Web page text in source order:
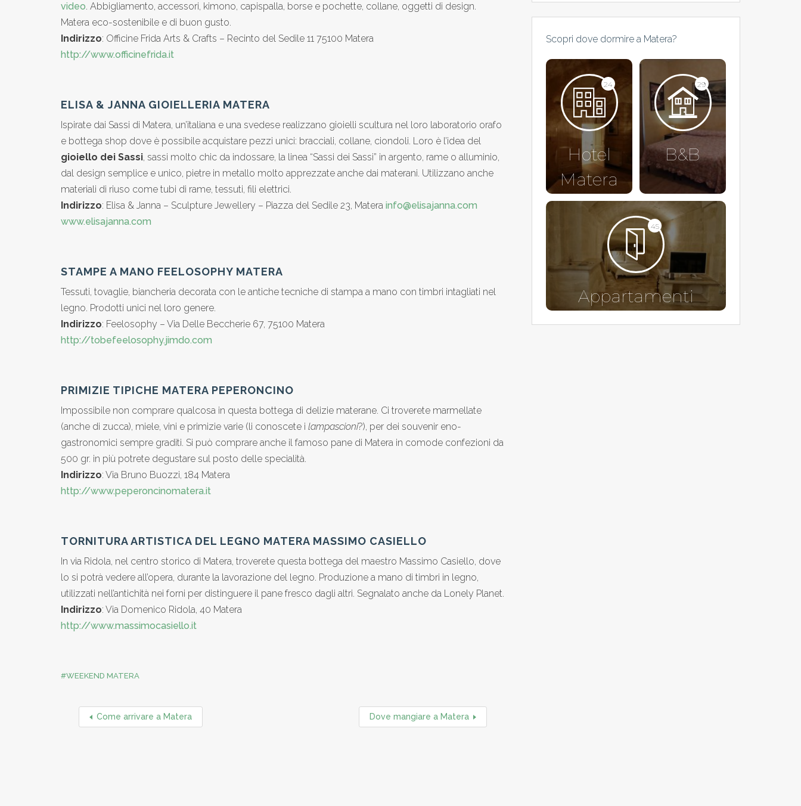
video. Abbigliamento, accessori, kimono, capispalla, borse e pochette, collane, oggetti di design.
Matera eco-sostenibile e di buon gusto.
Indirizzo: Officine Frida Arts & Crafts – Recinto del Sedile 11 75100 Matera
http://www.officinefrida.it
ELISA & JANNA GIOIELLERIA MATERA
Ispirate dai Sassi di Matera, un’italiana e una svedese realizzano gioielli scultura nel loro laboratorio orafo
e bottega shop dove è possibile acquistare pezzi unici: bracciali, collane, ciondoli. Loro è l’idea del
gioiello dei Sassi, sassi molto chic da indossare, la linea “Sassi dei Sassi” in argento, rame o alluminio,
dal design semplice e unico, pietre in metallo molto apprezzate anche dai materani. Utilizzano anche
materiali di riuso come tubi di rame, tessuti, fili elettrici.
Indirizzo: Elisa & Janna – Sculpture Jewellery – Piazza del Sedile 23, Matera info@elisajanna.com
www.elisajanna.com
STAMPE A MANO FEELOSOPHY MATERA
Tessuti, tovaglie, biancheria decorata con le antiche tecniche di stampa a mano con timbri intagliati nel
legno. Prodotti unici nel loro genere.
Indirizzo: Feelosophy – Via Delle Beccherie 67, 75100 Matera
http://tobefeelosophy.jimdo.com
PRIMIZIE TIPICHE MATERA PEPERONCINO
Impossibile non comprare qualcosa in questa bottega di delizie materane. Ci troverete marmellate
(anche di zucca), miele, vini e primizie varie (li conoscete i lampascioni?), per dei souvenir eno-
gastronomici sempre graditi. Si può comprare anche il famoso pane di Matera in comode confezioni da
500 gr. in più potrete degustare sul posto delle specialità.
Indirizzo: Via Bruno Buozzi, 184 Matera
http://www.peperoncinomatera.it
TORNITURA ARTISTICA DEL LEGNO MATERA MASSIMO CASIELLO
In via Ridola, nel centro storico di Matera, troverete questa bottega del maestro Massimo Casiello, dove
lo si potrà vedere all’opera, durante la lavorazione del legno. Produzione a mano di timbri in legno,
utilizzati nell’antichità nei forni per distinguere il pane fresco dagli altri. Segnalato anche da Lonely Planet.
Indirizzo: Via Domenico Ridola, 40 Matera
http://www.massimocasiello.it
WEEKEND MATERA
Come arrivare a Matera Dove mangiare a Matera
Scopri dove dormire a Matera?
24
Hotel
Matera
29
B&B
45
Appartamenti